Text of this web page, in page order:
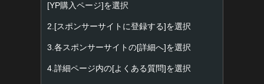
[YP購入ページ]を選択
2.[スポンサーサイトに登録する]を選択
3.各スポンサーサイトの[詳細へ]を選択
4.詳細ページ内の[よくある質問]を選択